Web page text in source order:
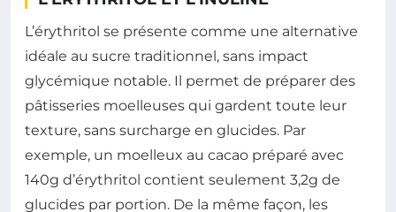
L’érythritol se présente comme une alternative
idéale au sucre traditionnel, sans impact
glycémique notable. Il permet de préparer des
pâtisseries moelleuses qui gardent toute leur
texture, sans surcharge en glucides. Par
exemple, un moelleux au cacao préparé avec
140g d’érythritol contient seulement 3,2g de
glucides par portion. De la même façon, les